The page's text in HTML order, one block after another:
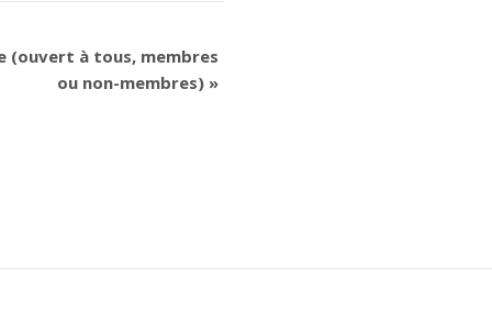
(ouvert à tous, membres
ou non-membres) »